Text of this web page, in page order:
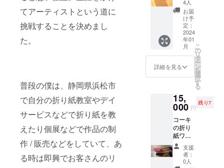
てアーティストという道に
挑戦することを決めまし
た。
普段の僕は、静岡県浜松市
で自分の折り紙教室やデイ
サービスなどで折り紙を教
えたり個展などで作品の制
作 / 販売などをしていて、あ
る時は即興でお客さんのリ
す。
のお名
前を備
考欄か
らお送
りくだ
さい。
き和
紙、阿
多古和
紙。 こ
れをア
クセサ
リーに
使用し
コー
ティン
グは最
小限
に、非
常に強
度の高
い和紙
ならで
る服に
名前や
ロゴ、
メッ
セージ
を書け
ます！+
僕のス
ポン
サーを
ます！
この券
は個数
制限は
ありま
せん。
一人好
きなだ
け応援
4人
お届
け予
定：
2024
年01
月
詳細を見る
こ
の
リ
タ
ー
ン
を
選
択
す
る
15,
000 円
残り7
コーキ
の折り
紙ワー
ク
ショッ
プ～
支援
者：
0人